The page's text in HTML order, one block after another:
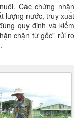
Các chứng nhận
lượng nước, truy xuất
quy định và kiểm
chặn từ gốc” rủi ro